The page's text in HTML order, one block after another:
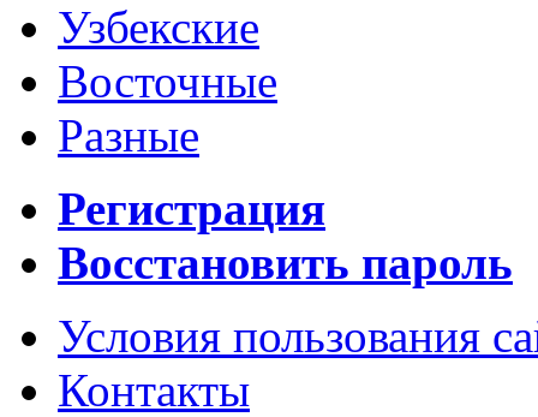
Узбекские
Восточные
Разные
Регистрация
Восстановить пароль
Условия пользования
Контакты